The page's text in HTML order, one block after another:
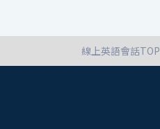
線上英語會話TOP